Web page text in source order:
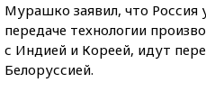
Мурашко заявил, что Россия
передаче технологии
с Индией и Кореей, идут
Белоруссией.